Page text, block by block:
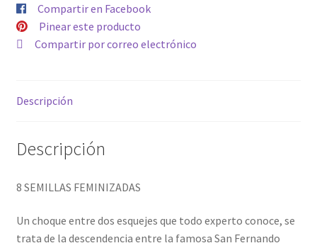
Compartir en Facebook
Pinear este producto
Compartir por correo electrónico
Descripción
Descripción
8 SEMILLAS FEMINIZADAS
Un choque entre dos esquejes que todo experto conoce, se
trata de la descendencia entre la famosa San Fernando